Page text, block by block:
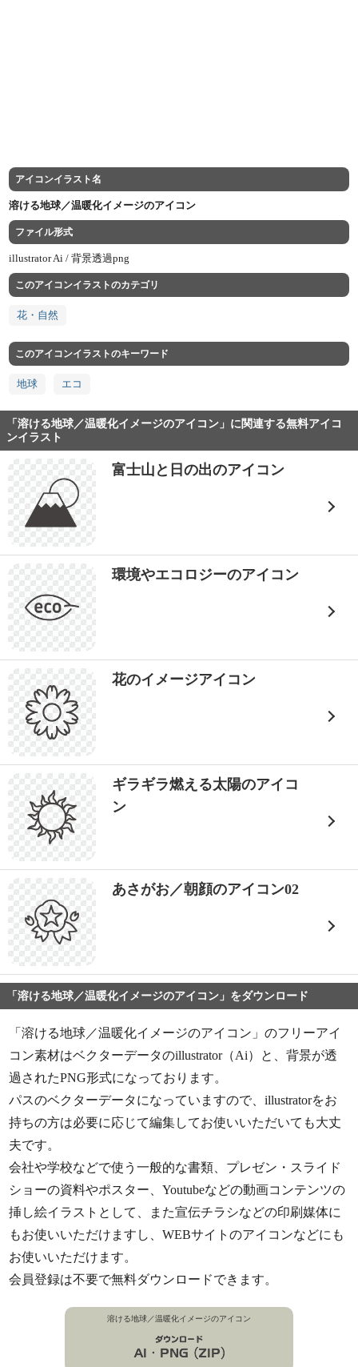
アイコンイラスト名
溶ける地球／温暖化イメージのアイコン
ファイル形式
illustrator Ai /背景透過png
このアイコンイラストのカテゴリ
花・自然
このアイコンイラストのキーワード
地球 エコ
「溶ける地球／温暖化イメージのアイコン」に関連する無料アイコ
ンイラスト
富士山と日の出のアイコン
環境やエコロジーのアイコン
花のイメージアイコン
ギラギラ燃える太陽のアイコ
ン
あさがお／朝顔のアイコン02
「溶ける地球／温暖化イメージのアイコン」をダウンロード
「溶ける地球／温暖化イメージのアイコン」のフリーアイ
コン素材はベクターデータのillustrator（Ai）と、背景が透
過されたPNG形式になっております。
パスのベクターデータになっていますので、illustratorをお
持ちの方は必要に応じて編集してお使いいただいても大丈
夫です。
会社や学校などで使う一般的な書類、プレゼン・スライド
ショーの資料やポスター、Youtubeなどの動画コンテンツの
挿し絵イラストとして、また宣伝チラシなどの印刷媒体に
もお使いいただけますし、WEBサイトのアイコンなどにも
お使いいただけます。
会員登録は不要で無料ダウンロードできます。
溶ける地球／温暖化イメージのアイコン